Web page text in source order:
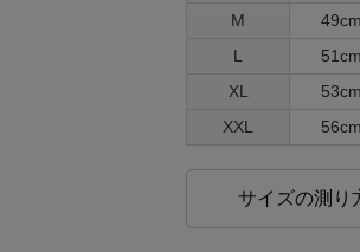
M
49cm
L
51cm
XL
53cm
XXL
56cm
サイズの測り